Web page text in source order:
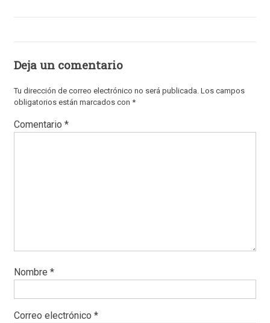
Deja un comentario
Tu dirección de correo electrónico no será publicada. Los campos
obligatorios están marcados con *
Comentario *
Nombre *
Correo electrónico *